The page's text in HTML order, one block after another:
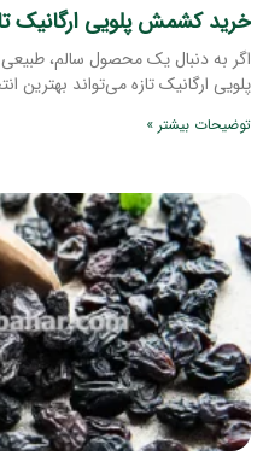
خرید کشمش پلویی ارگانیک
اگر به دنبال یک محصول سالم،
پلویی ارگانیک تازه می‌تواند بهترین
توضیحات بیشتر »